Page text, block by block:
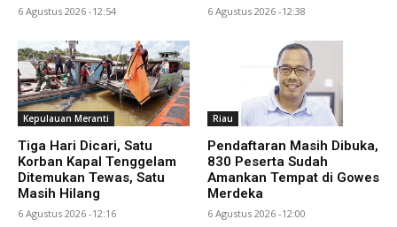
6 Agustus 2026 -12:54 6 Agustus 2026 -12:38
Kepulauan Meranti
Tiga Hari Dicari, Satu
Korban Kapal Tenggelam
Ditemukan Tewas, Satu
Masih Hilang
6 Agustus 2026 -12:16
Riau
Pendaftaran Masih Dibuka,
830 Peserta Sudah
Amankan Tempat di Gowes
Merdeka
6 Agustus 2026 -12:00